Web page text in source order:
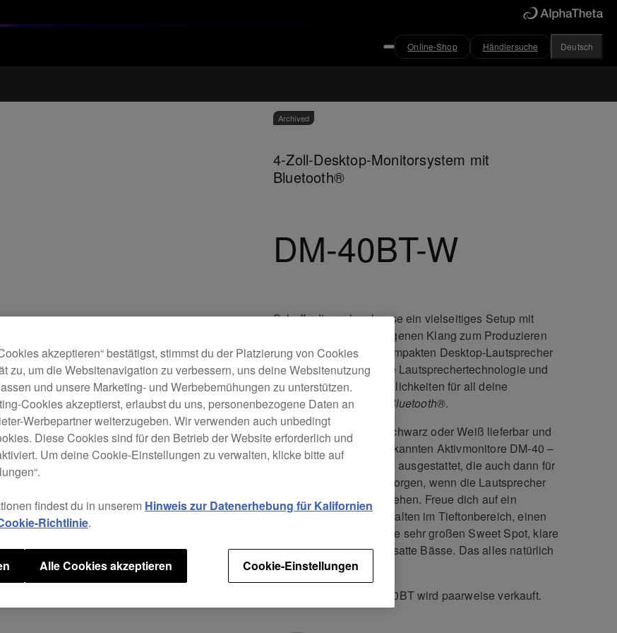
Online-Shop Händlersuche Deutsch
Archived
4-Zoll-Desktop-Monitorsystem mit
Bluetooth®
DM-40BT-W
Schaffe dir auch zuhause ein vielseitiges Setup mit
einem vollen, ausgewogenen Klang zum Produzieren
und Auflegen. Diese kompakten Desktop-Lautsprecher
bieten dir professionelle Lautsprechertechnologie und
einfache Anschlussmöglichkeiten für all deine
kabellosen Geräte mit
Bluetooth®.
Die DM-40BT sind in Schwarz oder Weiß lieferbar und
– wie auch unsere anerkannten Aktivmonitore DM-40 –
mit gerillten Luftkanälen ausgestattet, die auch dann für
einen satten Basskick sorgen, wenn die Lautsprecher
direkt vor einer Wand stehen. Freue dich auf ein
sauberes Ansprechverhalten im Tieftonbereich, einen
dank DECO-Technologie sehr großen Sweet Spot, klare
Audioreproduktion und satte Bässe. Das alles natürlich
gleichzeitig.
Der Lautsprecher DM-40BT wird paarweise verkauft.
akzeptieren“ bestätigst, stimmst du der Platzierung von Cookies
zu, um die Websitenavigation zu verbessern, uns deine Websitenutzung
und unsere Marketing- und Werbebemühungen zu unterstützen.
Cookies akzeptierst, erlaubst du uns, personenbezogene Daten an
Werbepartner weiterzugeben. Wir verwenden auch unbedingt
Diese Cookies sind für den Betrieb der Website erforderlich und
Um deine Cookie-Einstellungen zu verwalten, klicke bitte auf
findest du in unserem Hinweis zur Datenerhebung für Kalifornien
Richtlinie.
Cookie-Einstellungen
Alle Cookies akzeptieren